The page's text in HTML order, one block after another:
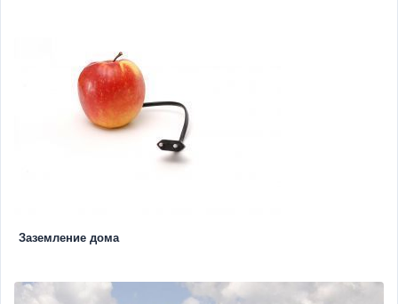
Заземление дома